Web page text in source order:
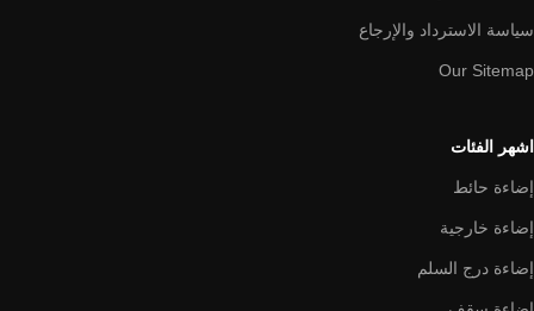
سياسة الاسترداد والإرجاع
Our Sitemap
اشهر الفئات
إضاءة حائط
إضاءة خارجية
إضاءة درج السلم